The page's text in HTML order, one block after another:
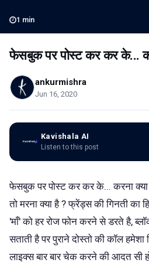
1 min
फेसबुक पर पोस्ट कर कर के...
ankurmishra
Jun 16, 2020
Kavishala AI
Listen to this post
फेसबुक पर पोस्ट कर कर के... करना क्या
तो मरना क्या है ? फ्रेंड्स की गिनती का
'माँ' को हर रोज फोन करने से डरते है,
सताती है पर पुराने दोस्तो की कॉल
लाइक्स बार बार चेक करने की आदत सी